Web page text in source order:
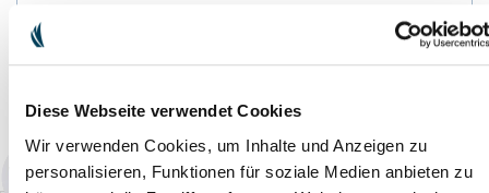
Diese Webseite verwendet Cookies
Wir verwenden Cookies, um Inhalte und Anzeigen zu
personalisieren, Funktionen für soziale Medien anbieten zu